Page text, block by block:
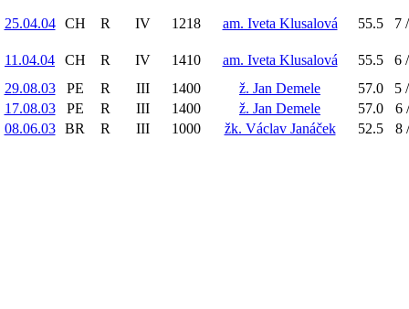
25.04.04 CH R IV 1218 am. Iveta Klusalová 55.5 7
11.04.04 CH R IV 1410 am. Iveta Klusalová 55.5
6
29.08.03
PE R III 1400 ž. Jan Demele 57.0
5
17.08.03
PE R III 1400 ž. Jan Demele 57.0
6
08.06.03
BR R III 1000 žk. Václav Janáček 52.5 8